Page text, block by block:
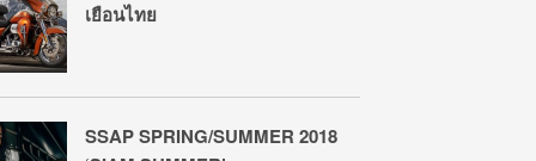
เยือนไทย
SSAP SPRING/SUMMER 2018